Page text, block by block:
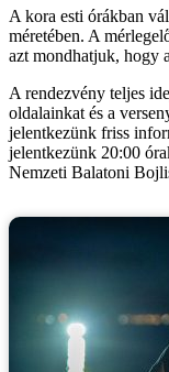
A kora esti órákban
méretében. A
azt mondhatjuk, hogy
A rendezvény teljes
oldalainkat és a
jelentkezünk friss
jelentkezünk 20:00
Nemzeti Balatoni